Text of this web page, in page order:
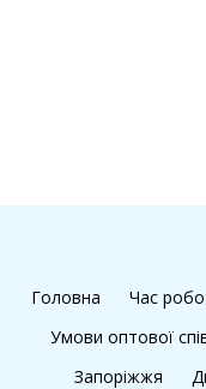
Головна Час
Умови оптової
Запоріжжя